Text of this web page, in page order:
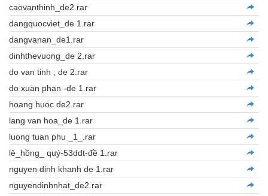
caovanthinh_de2.rar
dangquocviet_de 1.rar
dangvanan_de1.rar
dinhthevuong_de 2.rar
do van tinh ; de 2.rar
do xuan phan -de 1.rar
hoang huoc de2.rar
lang van hoa_de 1.rar
luong tuan phu _1_.rar
lê_hồng_ quý-53ddt-đề 1.rar
nguyen dinh khanh de 1.rar
nguyendinhnhat_de2.rar